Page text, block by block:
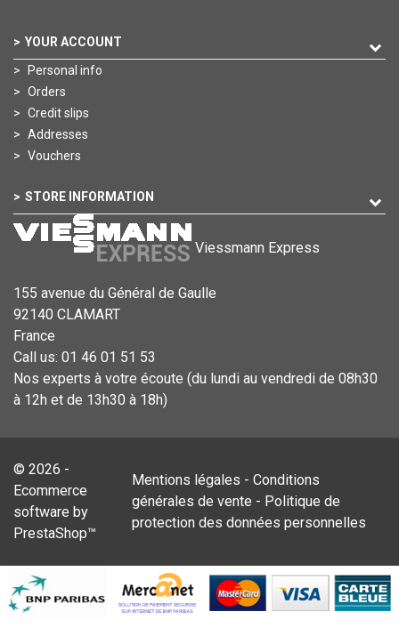
YOUR ACCOUNT
Personal info
Orders
Credit slips
Addresses
Vouchers
STORE INFORMATION
Viessmann Express
155 avenue du Général de Gaulle
92140 CLAMART
France
Call us: 01 46 01 51 53
Nos experts à votre écoute (du lundi au vendredi de 08h30
à 12h et de 13h30 à 18h)
© 2026 -
Ecommerce
software by
PrestaShop™
Mentions légales -Conditions
générales de vente - Politique de
protection des données personnelles